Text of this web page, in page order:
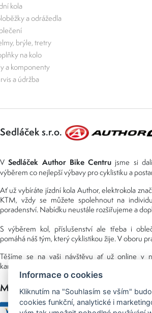
kola
a odrážedla
brýle, tretry
na kolo
a komponenty
a údržba
Sedláček s.r.o.
VSedláček Author Bike Centru jsme si
výběrem co nejlepší výbavy pro cyklistiku a
Ať už vybíráte jízdní kola Author, elektrokola
KTM, vždy se můžete spolehnout na
poradenství. Nabídku neustále rozšiřujeme a
S výběrem kol, příslušenství ale třeba i
pomáhá náš tým, který cyklistikou žije. V oboru
Těšíme se na vaši návštěvu ať už online v
kamenné prodejně, kterou najdete v NS (nákupní
Možnosti platby
Informace o cookies
Kliknutím na "Souhlasím se vším"
cookies funkční, analytické i